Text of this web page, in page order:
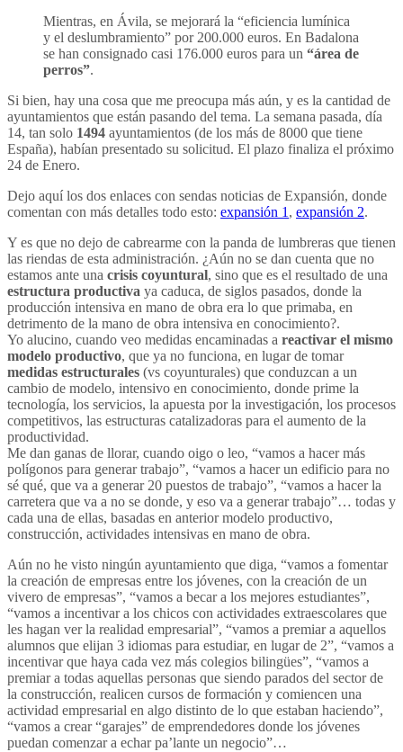
Mientras, en Ávila, se mejorará la “eficiencia lumínica
y el deslumbramiento” por 200.000 euros. En Badalona
se han consignado casi 176.000 euros para un “área de
perros”.
Si bien, hay una cosa que me preocupa más aún, y es la cantidad de
ayuntamientos que están pasando del tema. La semana pasada, día
14, tan solo 1494 ayuntamientos (de los más de 8000 que tiene
España), habían presentado su solicitud. El plazo finaliza el próximo
24 de Enero.
Dejo aquí los dos enlaces con sendas noticias de Expansión, donde
comentan con más detalles todo esto: expansión 1 , expansión 2.
Y es que no dejo de cabrearme con la panda de lumbreras que tienen
las riendas de esta administración. ¿Aún no se dan cuenta que no
estamos ante una crisis coyuntural, sino que es el resultado de una
estructura productiva ya caduca, de siglos pasados, donde la
producción intensiva en mano de obra era lo que primaba, en
detrimento de la mano de obra intensiva en conocimiento?.
Yo alucino, cuando veo medidas encaminadas a reactivar el mismo
modelo productivo, que ya no funciona, en lugar de tomar
medidas estructurales (vs coyunturales) que conduzcan a un
cambio de modelo, intensivo en conocimiento, donde prime la
tecnología, los servicios, la apuesta por la investigación, los procesos
competitivos, las estructuras catalizadoras para el aumento de la
productividad.
Me dan ganas de llorar, cuando oigo o leo, “vamos a hacer más
polígonos para generar trabajo”, “vamos a hacer un edificio para no
sé qué, que va a generar 20 puestos de trabajo”, “vamos a hacer la
carretera que va a no se donde, y eso va a generar trabajo”… todas y
cada una de ellas, basadas en anterior modelo productivo,
construcción, actividades intensivas en mano de obra.
Aún no he visto ningún ayuntamiento que diga, “vamos a fomentar
la creación de empresas entre los jóvenes, con la creación de un
vivero de empresas”, “vamos a becar a los mejores estudiantes”,
“vamos a incentivar a los chicos con actividades extraescolares que
les hagan ver la realidad empresarial”, “vamos a premiar a aquellos
alumnos que elijan 3 idiomas para estudiar, en lugar de 2”, “vamos a
incentivar que haya cada vez más colegios bilingües”, “vamos a
premiar a todas aquellas personas que siendo parados del sector de
la construcción, realicen cursos de formación y comiencen una
actividad empresarial en algo distinto de lo que estaban haciendo”,
“vamos a crear “garajes” de emprendedores donde los jóvenes
puedan comenzar a echar pa’lante un negocio”…